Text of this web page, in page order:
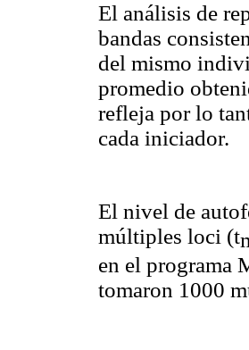
El análisis de
bandas
del mismo
promedio
refleja por lo
cada iniciador.
El nivel de
múltiples loci (t
en el programa
tomaron 1000